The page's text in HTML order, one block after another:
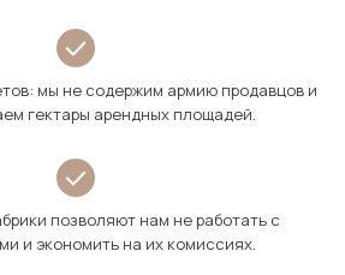
мы не содержим армию продавцов и
гектары арендных площадей.
позволяют нам не работать с
и экономить на их комиссиях.